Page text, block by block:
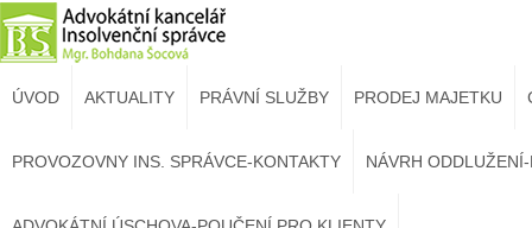
ÚVOD AKTUALITY PRÁVNÍ SLUŽBY PRODEJ MAJETKU
PROVOZOVNY INS. SPRÁVCE-KONTAKTY NÁVRH